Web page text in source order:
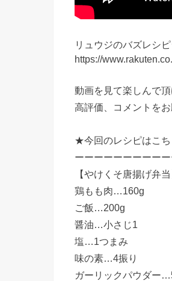
リュウジのバズレシ
https://
動画を見て楽しんで
高評価、コメントをお
★今回のレシピはこち
ーーーーーーーーー
【やけくそ唐揚げ弁当
鶏もも肉…160g
ご飯…200g
醤油…小さじ1
塩…1つまみ
味の素…4振り
ガーリックパウダー